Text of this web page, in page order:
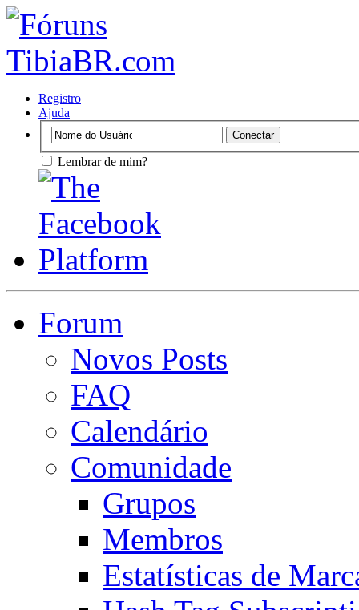
Registro
Ajuda
Lembrar de mim?
Forum
Novos Posts
FAQ
Calendário
Comunidade
Grupos
Membros
Estatísticas de